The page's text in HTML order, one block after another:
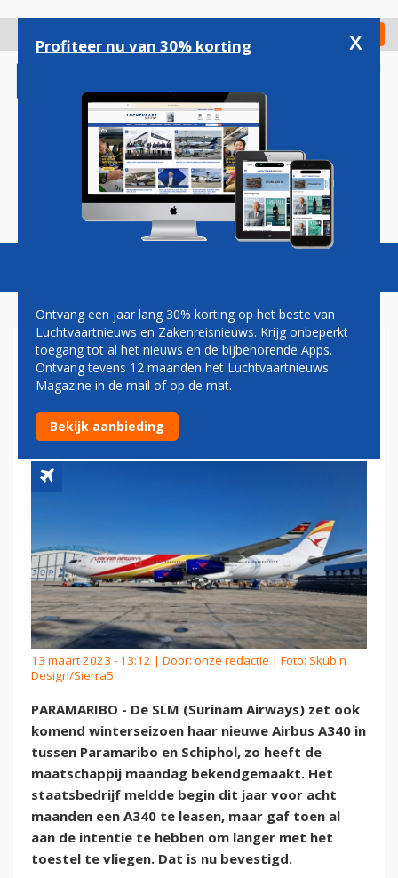
gaan
Check in
Magazine Podcasts Vacatures
SLM OOK KOMENDE WINTER
MET NIEUWE AIRBUS A340
NAAR SCHIPHOL
13 maart 2023 - 13:12 | Door: onze redactie | Foto: Skubin
Design/Sierra5
PARAMARIBO - De SLM (Surinam Airways) zet ook
komend winterseizoen haar nieuwe Airbus A340 in
tussen Paramaribo en Schiphol, zo heeft de
maatschappij maandag bekendgemaakt. Het
staatsbedrijf meldde begin dit jaar voor acht
maanden een A340 te leasen, maar gaf toen al
aan de intentie te hebben om langer met het
toestel te vliegen. Dat is nu bevestigd.
Profiteer nu van 30% korting x
Ontvang een jaar lang 30% korting op het beste van
Luchtvaartnieuws en Zakenreisnieuws. Krijg onbeperkt
toegang tot al het nieuws en de bijbehorende Apps.
Ontvang tevens 12 maanden het Luchtvaartnieuws
Magazine in de mail of op de mat.
Bekijk aanbieding